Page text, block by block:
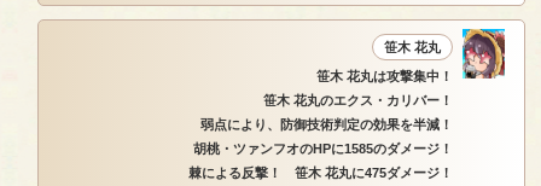
笹木 花丸
笹木 花丸は攻撃集中！
笹木 花丸のエクス・カリバー！
弱点により、防御技術判定の効果を半減！
胡桃・ツァンフオのHPに1585のダメージ！
棘による反撃！ 笹木 花丸に475ダメージ！